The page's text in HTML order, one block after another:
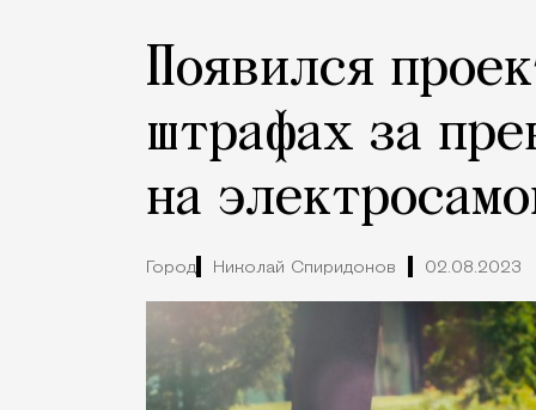
Появился
штрафах за
на
Город Николай Спиридонов 02.08.2023